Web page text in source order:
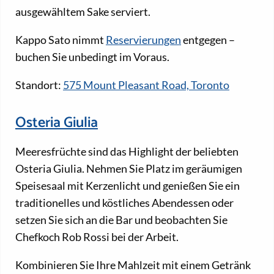
ausgewähltem Sake serviert.
Kappo Sato nimmt Reservierungenentgegen –
buchen Sie unbedingt im Voraus.
Standort: 575 Mount Pleasant Road, Toronto
Osteria Giulia
Meeresfrüchte sind das Highlight der beliebten
Osteria Giulia. Nehmen Sie Platz im geräumigen
Speisesaal mit Kerzenlicht und genießen Sie ein
traditionelles und köstliches Abendessen oder
setzen Sie sich an die Bar und beobachten Sie
Chefkoch Rob Rossi bei der Arbeit.
Kombinieren Sie Ihre Mahlzeit mit einem Getränk